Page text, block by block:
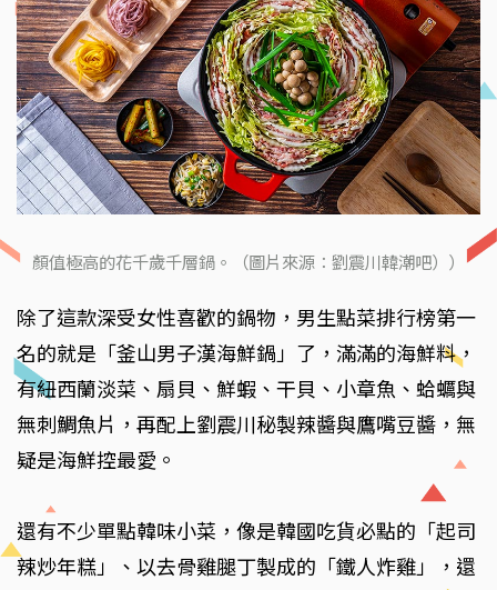
顏值極高的花千歲千層鍋。（圖片來源：劉震川韓潮吧））
除了這款深受女性喜歡的鍋物，男生點菜排行榜第一
名的就是「釜山男子漢海鮮鍋」了，滿滿的海鮮料，
有紐西蘭淡菜、扇貝、鮮蝦、干貝、小章魚、蛤蠣與
無刺鯛魚片，再配上劉震川秘製辣醬與鷹嘴豆醬，無
疑是海鮮控最愛。
還有不少單點韓味小菜，像是韓國吃貨必點的「起司
辣炒年糕」、以去骨雞腿丁製成的「鐵人炸雞」，還